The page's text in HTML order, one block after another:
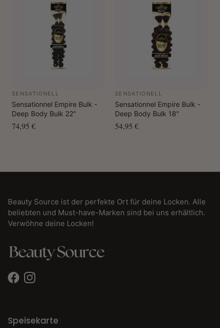
SENSATIONELL
Sensationnel Empire Bulk -
Deep Body Bulk 22"
74,95 €
SENSATIONELL
Sensationnel Empire Bulk -
Deep Body Bulk 18"
54,95 €
Beauty Source ist der perfekte Ort für deine Locken. Alle
beliebten und Must-have-Marken sind bei uns erhältlich.
Verwöhne deine Locken!
FacebookInstagram
Speisekarte